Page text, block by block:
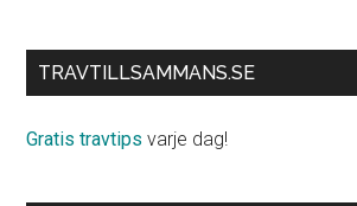
TRAVTILLSAMMANS.SE
Gratis travtips varje dag!